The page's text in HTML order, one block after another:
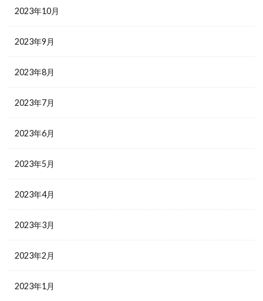
2023年10月
2023年9月
2023年8月
2023年7月
2023年6月
2023年5月
2023年4月
2023年3月
2023年2月
2023年1月